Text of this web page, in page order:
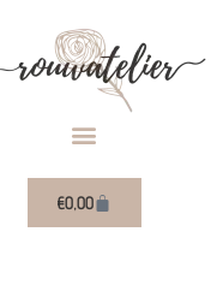
€0,00Winkelwagen